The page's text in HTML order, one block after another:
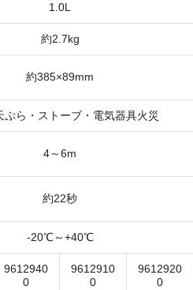
1.0L
約2.7kg
約385×89mm
ぷら・ストーブ・電気器具火災
4～6m
約22秒
-20℃～+40℃
9612940
0
9612910
0
9612920
0